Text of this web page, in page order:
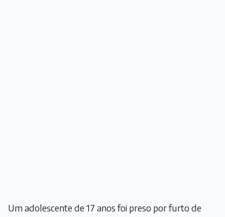
Um adolescente de 17 anos foi preso por furto de